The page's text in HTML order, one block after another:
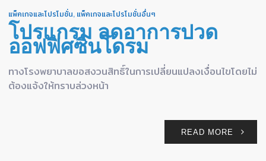
แพ็คเกจและโปรโมชั่น, แพ็คเกจและโปรโมชั่นอื่นๆ
โปรแกรม ลดอาการปวด
ออฟฟิศซินโดรม
ทางโรงพยาบาลขอสงวนสิทธิ์ในการเปลี่ยนแปลงเงื่อนไขโดยไม่
ต้องแจ้งให้ทราบล่วงหน้า
READ MORE